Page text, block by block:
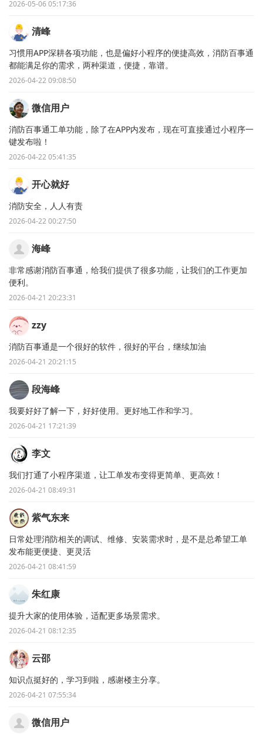
2026-05-06 05:17:36
清峰
习惯用APP深耕各项功能，也是偏好小程序的便捷高效，消防百事通
都能满足你的需求，两种渠道，便捷，靠谱。
2026-04-22 09:08:50
微信用户
消防百事通工单功能，除了在APP内发布，现在可直接通过小程序一
键发布啦！
2026-04-22 05:41:35
开心就好
消防安全，人人有责
2026-04-22 00:27:50
海峰
非常感谢消防百事通，给我们提供了很多功能，让我们的工作更加
便利。
2026-04-21 20:23:31
zzy
消防百事通是一个很好的软件，很好的平台，继续加油
2026-04-21 20:21:15
段海峰
我要好好了解一下，好好使用。更好地工作和学习。
2026-04-21 17:21:39
李文
我们打通了小程序渠道，让工单发布变得更简单、更高效！
2026-04-21 08:49:31
紫气东来
日常处理消防相关的调试、维修、安装需求时，是不是总希望工单
发布能更便捷、更灵活
2026-04-21 08:41:59
朱红康
提升大家的使用体验，适配更多场景需求。
2026-04-21 08:12:35
云邵
知识点挺好的，学习到啦，感谢楼主分享。
2026-04-21 07:55:34
微信用户